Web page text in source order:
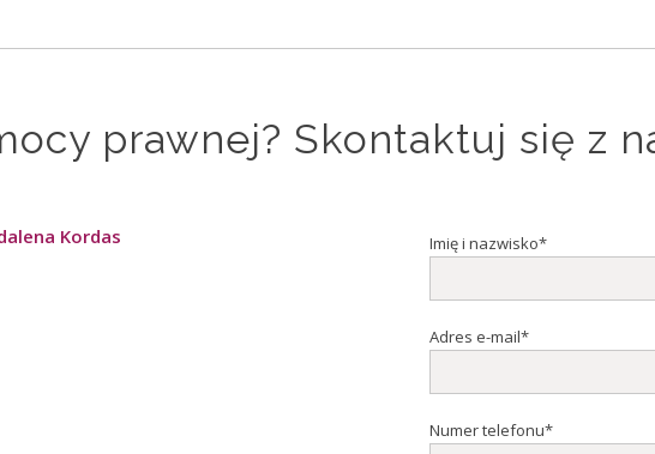
prawnej? Skontaktuj się z
Kordas
Imię i nazwisko*
Adres e-mail*
Numer telefonu*